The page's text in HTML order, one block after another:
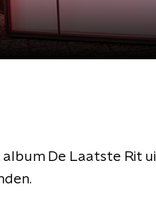
album De Laatste Rit